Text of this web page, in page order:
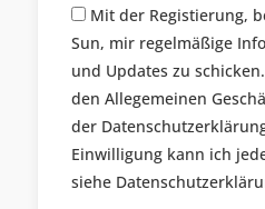
Mit der Registierung,
Sun, mir regelmäßige
und Updates zu
den Allegemeinen
der
Einwilligung kann ich
siehe